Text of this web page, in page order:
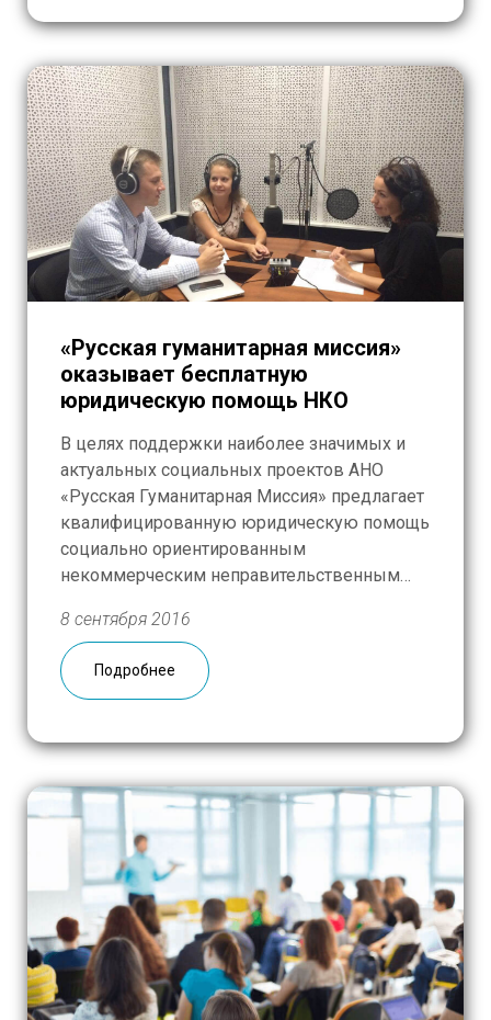
«Русская гуманитарная миссия»
оказывает бесплатную
юридическую помощь НКО
В целях поддержки наиболее значимых и
актуальных социальных проектов АНО
«Русская Гуманитарная Миссия» предлагает
квалифицированную юридическую помощь
социально ориентированным
некоммерческим неправительственным
безвозмездной основе.Юридические
консультации проводят ведущие
специалисты в области гражданского,
административного, трудового, налогового
правовой помощи: устные и письменные
консультации, проведение тематических
семинаров. Заполните анкету-заявку на […]
8 сентября 2016
Подробнее